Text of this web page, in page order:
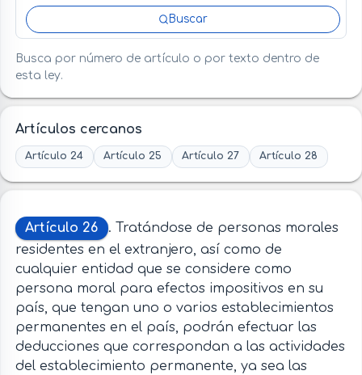
Buscar
Busca por número de artículo o por texto dentro de
esta ley.
Artículos cercanos
Artículo 24 Artículo 25 Artículo 27 Artículo 28
Artículo 26
. Tratándose de personas morales
residentes en el extranjero, así como de
cualquier entidad que se considere como
persona moral para efectos impositivos en su
país, que tengan uno o varios establecimientos
permanentes en el país, podrán efectuar las
deducciones que correspondan a las actividades
del establecimiento permanente, ya sea las